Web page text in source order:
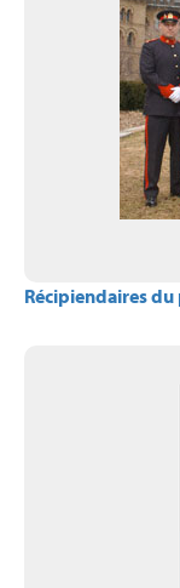
Récipiendaires